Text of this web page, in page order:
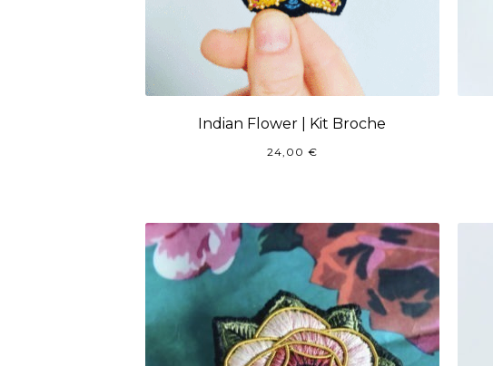
Indian Flower | Kit Broche
24,00 €